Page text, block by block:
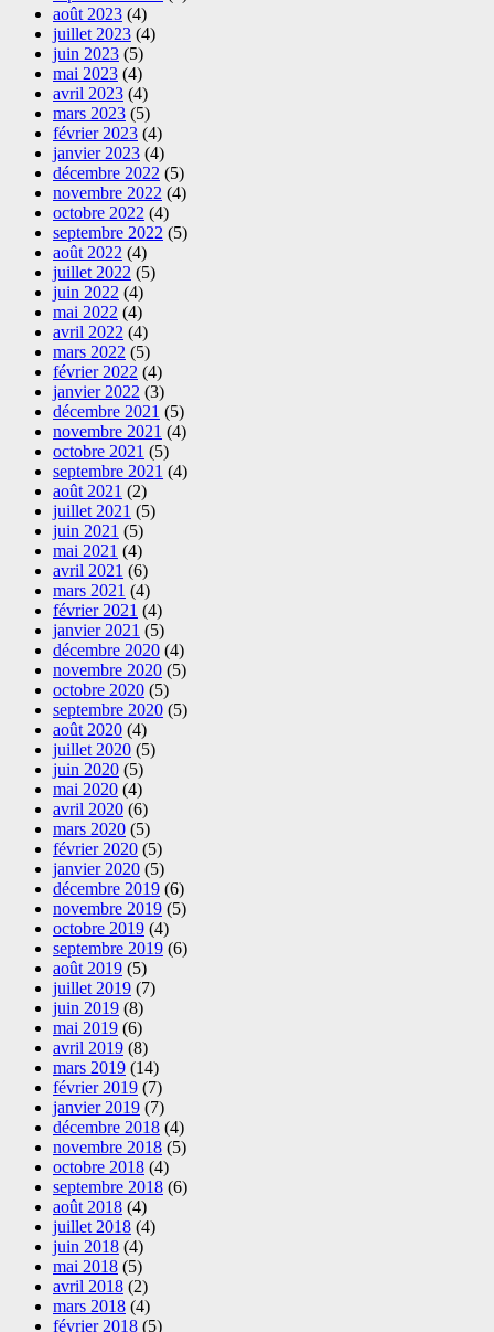
août 2023 (4)
juillet 2023 (4)
juin 2023 (5)
mai 2023 (4)
avril 2023 (4)
mars 2023 (5)
février 2023 (4)
janvier 2023 (4)
décembre 2022 (5)
novembre 2022 (4)
octobre 2022 (4)
septembre 2022 (5)
août 2022 (4)
juillet 2022 (5)
juin 2022 (4)
mai 2022 (4)
avril 2022 (4)
mars 2022 (5)
février 2022 (4)
janvier 2022 (3)
décembre 2021 (5)
novembre 2021 (4)
octobre 2021 (5)
septembre 2021 (4)
août 2021 (2)
juillet 2021 (5)
juin 2021 (5)
mai 2021 (4)
avril 2021 (6)
mars 2021 (4)
février 2021 (4)
janvier 2021 (5)
décembre 2020 (4)
novembre 2020 (5)
octobre 2020 (5)
septembre 2020 (5)
août 2020 (4)
juillet 2020 (5)
juin 2020 (5)
mai 2020 (4)
avril 2020 (6)
mars 2020 (5)
février 2020 (5)
janvier 2020 (5)
décembre 2019 (6)
novembre 2019 (5)
octobre 2019 (4)
septembre 2019 (6)
août 2019 (5)
juillet 2019 (7)
juin 2019 (8)
mai 2019 (6)
avril 2019 (8)
mars 2019 (14)
février 2019 (7)
janvier 2019 (7)
décembre 2018 (4)
novembre 2018 (5)
octobre 2018 (4)
septembre 2018 (6)
août 2018 (4)
juillet 2018 (4)
juin 2018 (4)
mai 2018 (5)
avril 2018 (2)
mars 2018 (4)
février 2018 (5)